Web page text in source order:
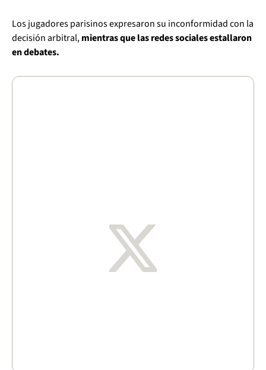
Los jugadores parisinos expresaron su inconformidad con la
decisión arbitral,mientras que las redes sociales estallaron
en debates.